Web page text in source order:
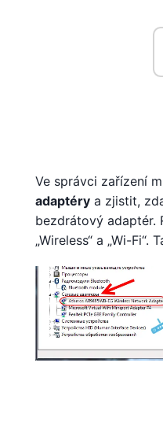
Ve správci zařízení
adaptéry a zjistit,
bezdrátový adaptér.
„Wireless“ a „Wi-